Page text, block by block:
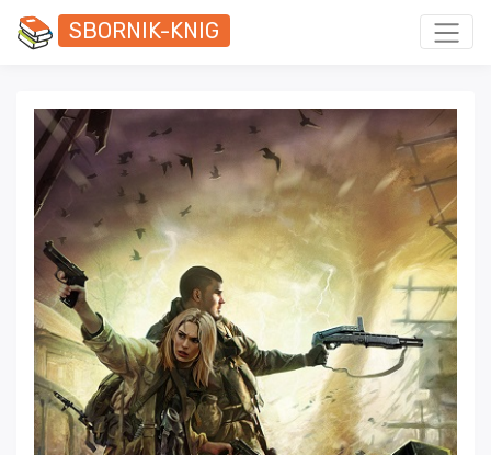
SBORNIK-KNIG